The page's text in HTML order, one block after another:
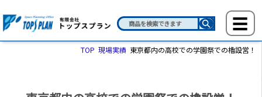
TOP 現場実績 東京都内の高校での学園祭での櫓設営！